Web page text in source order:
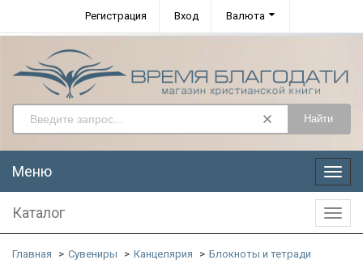
Регистрация Вход Валюта
Найти
Меню
Меню
Каталог
Главная Сувениры Канцелярия Блокноты и тетради